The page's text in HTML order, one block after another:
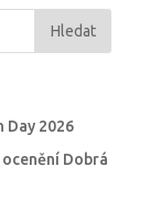
Day 2026
Dobrá